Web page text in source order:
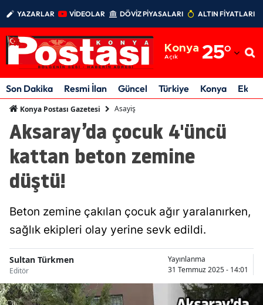
YAZARLAR VİDEOLAR DÖVİZ PİYASALARI ALTIN FİYATLARI
Konya
Açık 25°
Adıyaman
Afyonkarahisar
Amasya
Ankara
Aydın
Balıkesir
Bilecik
Bingöl
Son Dakika Resmi İlan Güncel Türkiye Konya
Konya Postası Gazetesi Asayiş
Aksaray’da çocuk 4'üncü
kattan beton zemine
düştü!
Beton zemine çakılan çocuk ağır yaralanırken,
sağlık ekipleri olay yerine sevk edildi.
Sultan Türkmen
Editör
Yayınlanma
31 Temmuz 2025 - 14:01